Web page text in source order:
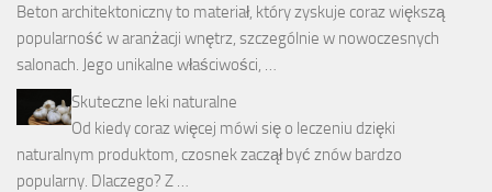
Beton architektoniczny to materiał, który zyskuje coraz większą
popularność w aranżacji wnętrz, szczególnie w nowoczesnych
salonach. Jego unikalne właściwości, …
Skuteczne leki naturalne
Od kiedy coraz więcej mówi się o leczeniu dzięki
naturalnym produktom, czosnek zaczął być znów bardzo
popularny. Dlaczego? Z …